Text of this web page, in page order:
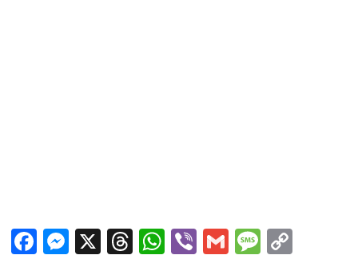
Facebook
Messenger
X Threads
WhatsApp
ViberGmail